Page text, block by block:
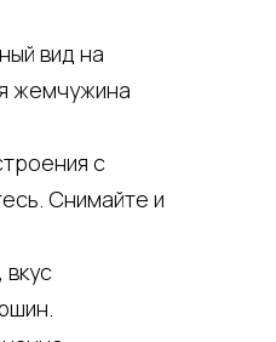
вид на
жемчужина
с
Снимайте и